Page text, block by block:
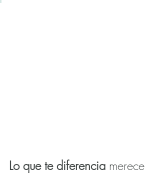
Lo que te diferencia merece